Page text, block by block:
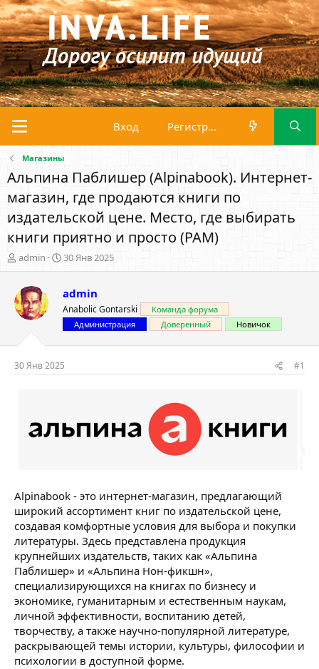
Вход Регистрация
Магазины
Альпина Паблишер (Alpinabook). Интернет-
магазин, где продаются книги по
издательской цене. Место, где выбирать
книги приятно и просто (PAM)
А
в
о
р
т
м
ы
admin
Д
а
а
н
а
ч
а
л
а
30 Янв 2025
admin
Anabolic Gontarski
Команда форума
Администрация
Доверенный Новичок
30 Янв 2025 #1
Alpinabook - это интернет-магазин, предлагающий
широкий ассортимент книг по издательской цене,
создавая комфортные условия для выбора и покупки
литературы. Здесь представлена продукция
крупнейших издательств, таких как «Альпина
Паблишер» и «Альпина Нон-фикшн»,
специализирующихся на книгах по бизнесу и
экономике, гуманитарным и естественным наукам,
личной эффективности, воспитанию детей,
творчеству, а также научно-популярной литературе,
раскрывающей темы истории, культуры, философии и
психологии в доступной форме.